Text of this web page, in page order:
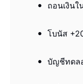
ถอนเงินใ
โบนัส
บัญชีทดล